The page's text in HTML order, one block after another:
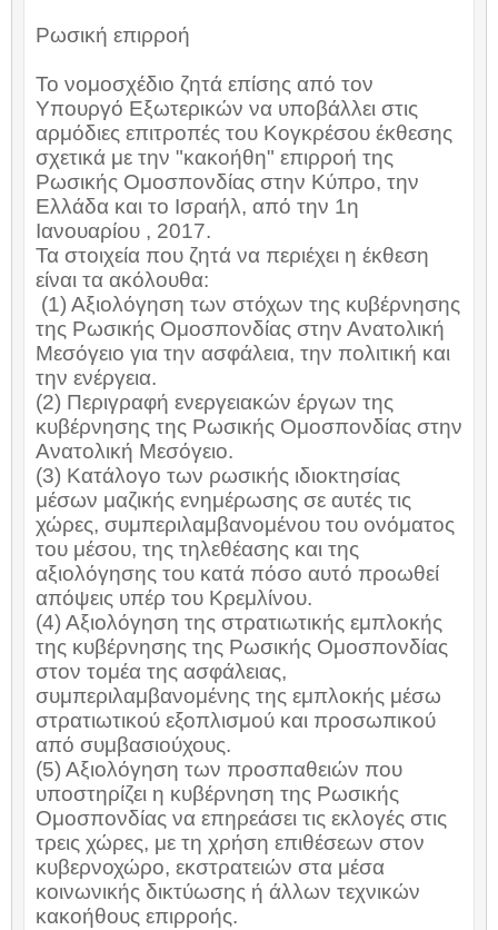
Ρωσική επιρροή
Το νομοσχέδιο ζητά επίσης από τον
Υπουργό Εξωτερικών να υποβάλλει στις
αρμόδιες επιτροπές του Κογκρέσου έκθεσης
σχετικά με την "κακοήθη" επιρροή της
Ρωσικής Ομοσπονδίας στην Κύπρο, την
Ελλάδα και το Ισραήλ, από την 1η
Ιανουαρίου , 2017.
Τα στοιχεία που ζητά να περιέχει η έκθεση
είναι τα ακόλουθα:
(1) Αξιολόγηση των στόχων της κυβέρνησης
της Ρωσικής Ομοσπονδίας στην Ανατολική
Μεσόγειο για την ασφάλεια, την πολιτική και
την ενέργεια.
(2) Περιγραφή ενεργειακών έργων της
κυβέρνησης της Ρωσικής Ομοσπονδίας στην
Ανατολική Μεσόγειο.
(3) Κατάλογο των ρωσικής ιδιοκτησίας
μέσων μαζικής ενημέρωσης σε αυτές τις
χώρες, συμπεριλαμβανομένου του ονόματος
του μέσου, της τηλεθέασης και της
αξιολόγησης του κατά πόσο αυτό προωθεί
απόψεις υπέρ του Κρεμλίνου.
(4) Αξιολόγηση της στρατιωτικής εμπλοκής
της κυβέρνησης της Ρωσικής Ομοσπονδίας
στον τομέα της ασφάλειας,
συμπεριλαμβανομένης της εμπλοκής μέσω
στρατιωτικού εξοπλισμού και προσωπικού
από συμβασιούχους.
(5) Αξιολόγηση των προσπαθειών που
υποστηρίζει η κυβέρνηση της Ρωσικής
Ομοσπονδίας να επηρεάσει τις εκλογές στις
τρεις χώρες, με τη χρήση επιθέσεων στον
κυβερνοχώρο, εκστρατειών στα μέσα
κοινωνικής δικτύωσης ή άλλων τεχνικών
κακοήθους επιρροής.